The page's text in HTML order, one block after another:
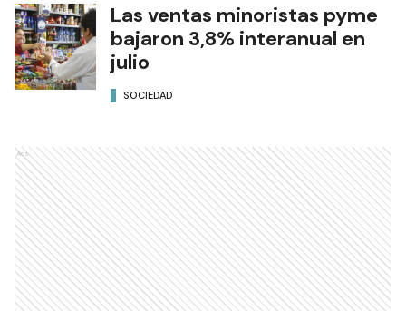
Las ventas minoristas pyme
bajaron 3,8% interanual en
julio
SOCIEDAD
Ads